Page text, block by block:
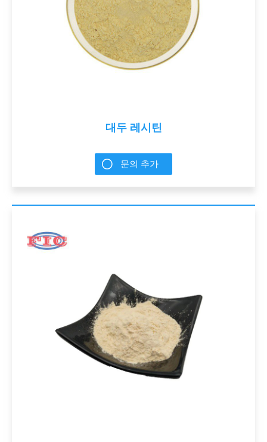
대두 레시틴
문의 추가